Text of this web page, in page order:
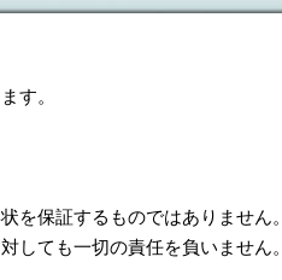
す。
保証するものではありません。
ても一切の責任を負いません。